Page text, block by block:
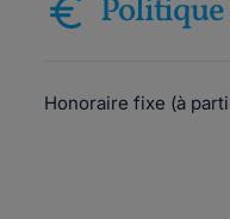
Honoraire fixe (à